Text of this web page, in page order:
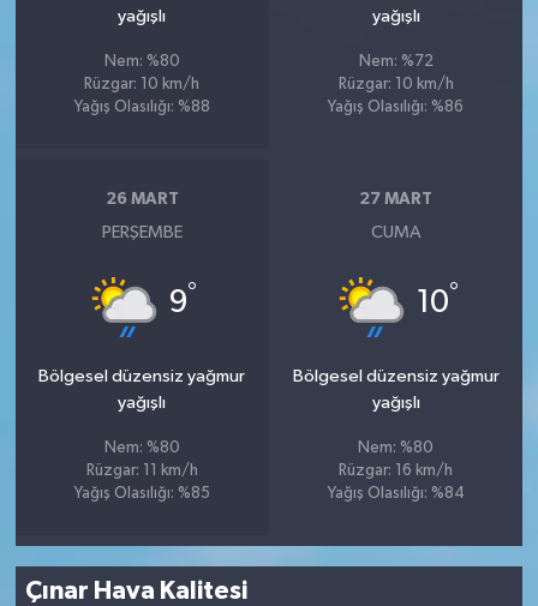
yağışlı
Nem: %80
Rüzgar: 10 km/h
Yağış Olasılığı: %88
yağışlı
Nem: %72
Rüzgar: 10 km/h
Yağış Olasılığı: %86
26 MART
PERŞEMBE
9°
Bölgesel düzensiz yağmur
yağışlı
Nem: %80
Rüzgar: 11 km/h
Yağış Olasılığı: %85
27 MART
CUMA
10°
Bölgesel düzensiz yağmur
yağışlı
Nem: %80
Rüzgar: 16 km/h
Yağış Olasılığı: %84
Çınar Hava Kalitesi